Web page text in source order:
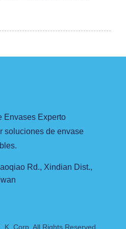
Envases Experto
soluciones de envase
Rd., Xindian Dist.,
K. Corp. All Rights Reserved.